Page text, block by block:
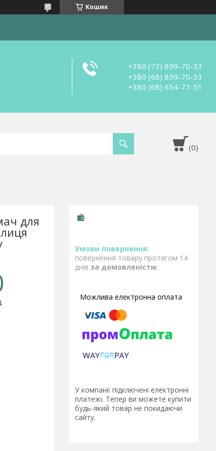
Кошик
+380 (73) 899-70-33
+380 (68) 899-70-33
+380 (68) 654-77-51
для
повернення товару протягом 14
днів за домовленістю
У компанії підключені електронні
платежі. Тепер ви можете купити
будь-який товар не покидаючи
сайту.